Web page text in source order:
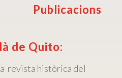
Publicacions
de Quito:
revista històrica del